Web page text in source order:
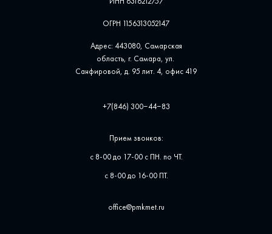
ОГРН 1156313052147
Адрес: 443080, Самарская
область, г. Самара, ул. ​
Санфировой, д. 95 лит. 4, офис ​419
+7(846) 300‒44‒83
Прием звонков:
с 8-00 до 17-00 с ПН. по ЧТ.
с 8-00 до 16-00 ПТ.
office@pmkmet.ru